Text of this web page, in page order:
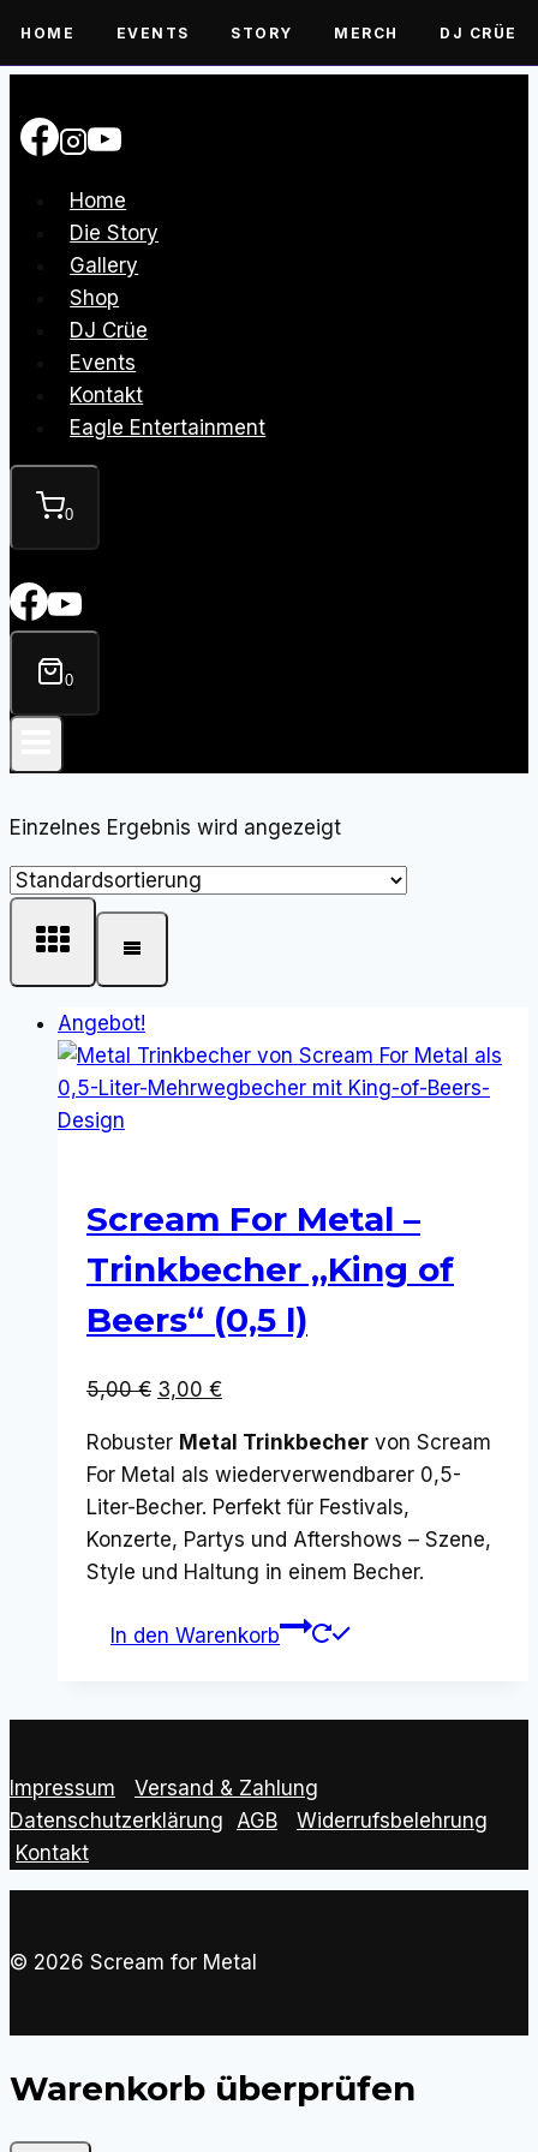
HOME EVENTS STORY MERCH DJ CRÜE
Inhalt
springen
Home
Die Story
Gallery
Shop
DJ Crüe
Events
Kontakt
Eagle Entertainment
0
0
Einzelnes Ergebnis wird angezeigt
Angebot!
Scream For Metal –
Trinkbecher „King of
Beers“ (0,5 l)
5,00€ Ursprünglicher
war:
5,00 €
3,00 €Aktueller
ist:
3,00 €.
Robuster Metal Trinkbecher von Scream
For Metal als wiederverwendbarer 0,5-
Liter-Becher. Perfekt für Festivals,
Konzerte, Partys und Aftershows – Szene,
Style und Haltung in einem Becher.
In den Warenkorb
Impressum Versand & Zahlung
Datenschutzerklärung
AGB
Widerrufsbelehrung
Kontakt
© 2026 Scream for Metal
Warenkorb überprüfen